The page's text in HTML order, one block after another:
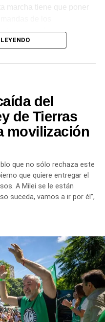
marcha tiene que poner
populares no
gobierno es el exclusivo
a Milei se le están
saber que empezamos a
replicarán en todas las
Nacional de
estatal en reclamo por
recomposición salarial
de los
permanente de todas
rechazo a las
restitución de los
y FGS de la ANSES; y
Cajas Previsionales
del
de Tierras
movilización
que no sólo rechaza este
que quiere entregar el
A Milei se le están
suceda, vamos a ir por él”,